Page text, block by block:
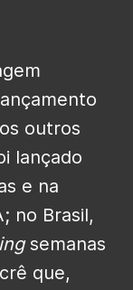
outros
lançado
e na
no Brasil,
semanas
que,